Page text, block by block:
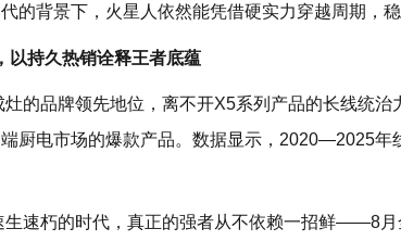
的背景下，火星人依然能凭借硬实力穿越周期，稳
以持久热销诠释王者底蕴
品牌领先地位，离不开X5系列产品的长线统治
厨电市场的爆款产品。数据显示，2020—2025年
朽的时代，真正的强者从不依赖一招鲜——8月